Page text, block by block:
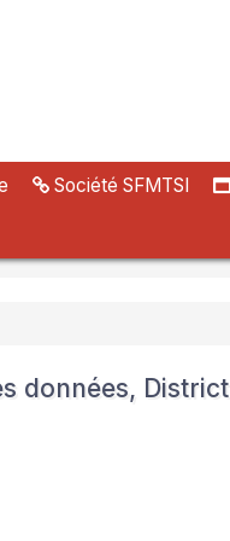
Société SFMTSI
données, District